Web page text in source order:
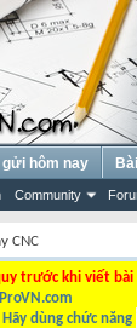
Community
gửi hôm nay
CNC
trước khi viết
dùng chức năng